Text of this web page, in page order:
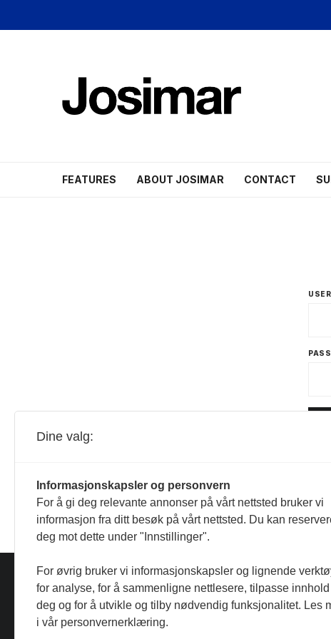
FEATURES ABOUT JOSIMAR CONTACT
Dine valg:
Informasjonskapsler og personvern
For å gi deg relevante annonser på vårt nettsted bruker vi
informasjon fra ditt besøk på vårt nettsted. Du kan
deg mot dette under "Innstillinger".
For øvrig bruker vi informasjonskapsler og lignende
for analyse, for å sammenligne nettlesere, tilpasse innhold
deg og for å utvikle og tilby nødvendig funksjonalitet. Les
i vår personvernerklæring.